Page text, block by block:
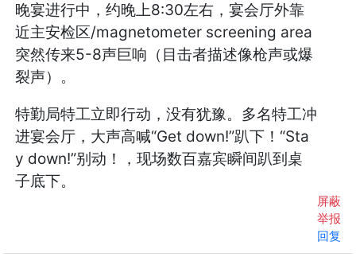
晚宴进行中，约晚上8:30左右，宴会厅外靠
近主安检区/magnetometer screening area
突然传来5-8声巨响（目击者描述像枪声或爆
裂声）。
特勤局特工立即行动，没有犹豫。多名特工冲
进宴会厅，大声高喊“Get down!”趴下！“Sta
y down!”别动！，现场数百嘉宾瞬间趴到桌
子底下。
屏蔽
举报
回复